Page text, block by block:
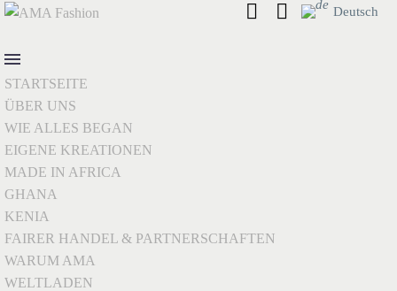
Deutsch
STARTSEITE
ÜBER UNS
WIE ALLES BEGAN
EIGENE KREATIONEN
MADE IN AFRICA
GHANA
KENIA
FAIRER HANDEL & PARTNERSCHAFTEN
WARUM AMA
WELTLADEN